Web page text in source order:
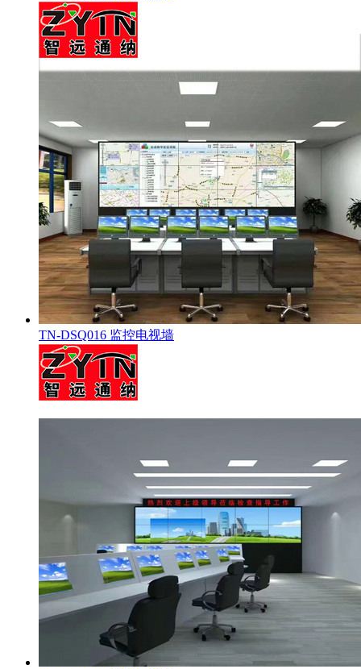
TN-DSQ016 监控电视墙